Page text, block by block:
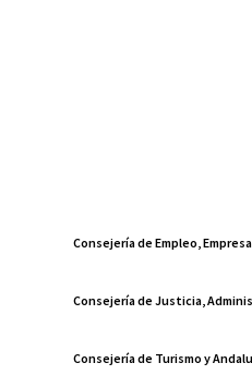
Consejería de Empleo,
Consejería de Justicia,
Consejería de Turismo y